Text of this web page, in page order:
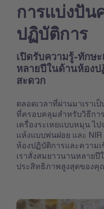
การแบ่งปัน
ปฏิบัติการ
เปิดรับความรู้-ทักษ
หลายปีในด้านห้อง
สะดวก
ตลอดเวลาที่ผ่านมาเรา
ที่ครอบคลุมสำหรับวิธีกา
เครื่องระเหยแบบหมุน ไ
แห้งแบบพ่นฝอย และ
ห้องปฏิบัติการและความ
เราสั่งสมยาวนานหลายปี
ประสิทธิภาพสูงสุดของคุ